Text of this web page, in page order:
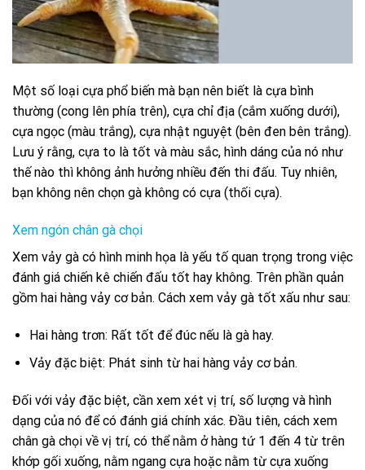
Một số loại cựa phổ biến mà bạn nên biết là cựa bình
thường (cong lên phía trên), cựa chỉ địa (cắm xuống dưới),
cựa ngọc (màu trắng), cựa nhật nguyệt (bên đen bên trắng).
Lưu ý rằng, cựa to là tốt và màu sắc, hình dáng của nó như
thế nào thì không ảnh hưởng nhiều đến thi đấu. Tuy nhiên,
bạn không nên chọn gà không có cựa (thối cựa).
Xem ngón chân gà chọi
Xem vảy gà có hình minh họa là yếu tố quan trọng trong việc
đánh giá chiến kê chiến đấu tốt hay không. Trên phần quản
gồm hai hàng vảy cơ bản. Cách xem vảy gà tốt xấu như sau:
Hai hàng trơn: Rất tốt để đúc nếu là gà hay.
Vảy đặc biệt: Phát sinh từ hai hàng vảy cơ bản.
Đối với vảy đặc biệt, cần xem xét vị trí, số lượng và hình
dạng của nó để có đánh giá chính xác. Đầu tiên, cách xem
chân gà chọi về vị trí, có thể nằm ở hàng tứ 1 đến 4 từ trên
khớp gối xuống, nằm ngang cựa hoặc nằm từ cựa xuống